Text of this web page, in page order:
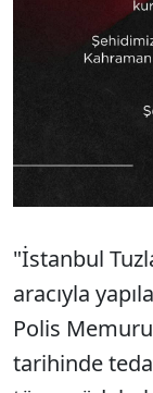
"İstanbul
aracıyla
Polis
tarihinde